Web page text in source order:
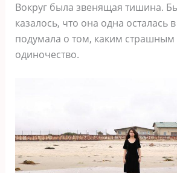
Вокруг была звенящая тишина.
казалось, что она одна осталась
подумала о том, каким
одиночество.